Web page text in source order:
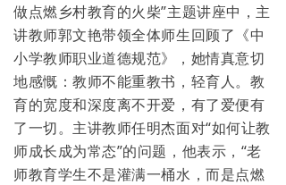
做点燃乡村教育的火柴”主题讲座中，主
讲教师郭文艳带领全体师生回顾了《中
小学教师职业道德规范》，她情真意切
地感慨：教师不能重教书，轻育人。教
育的宽度和深度离不开爱，有了爱便有
了一切。主讲教师任明杰面对“如何让教
师成长成为常态”的问题，他表示，“老
师教育学生不是灌满一桶水，而是点燃